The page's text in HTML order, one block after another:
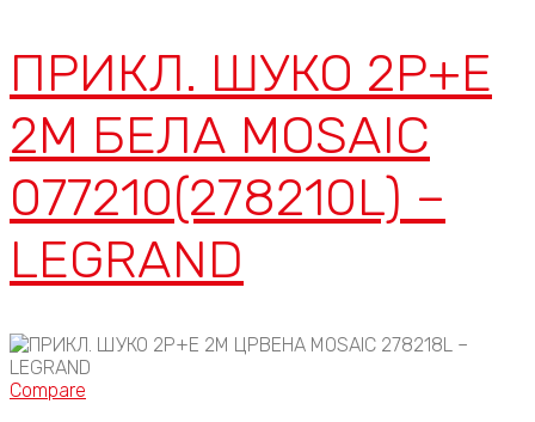
ПРИКЛ. ШУКО 2P+E
2М БЕЛА MOSAIC
077210(278210L) –
LEGRAND
Compare